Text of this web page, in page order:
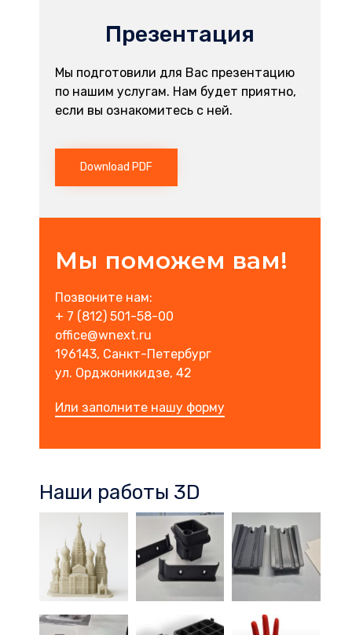
Презентация
Мы подготовили для Вас презентацию
по нашим услугам. Нам будет приятно,
если вы ознакомитесь с ней.
Download PDF
Мы поможем вам!
Позвоните нам:
+ 7 (812) 501-58-00
office@wnext.ru
196143, Санкт-Петербург
ул. Орджоникидзе, 42
Или заполните нашу форму
Наши работы 3D